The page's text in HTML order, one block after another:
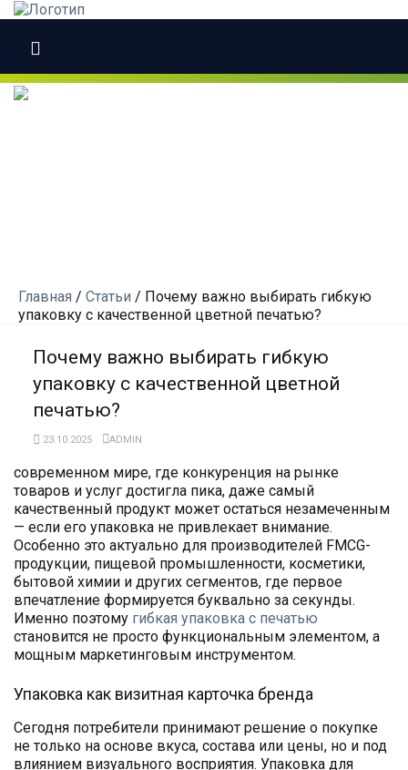
Главная / Статьи / Почему важно выбирать гибкую
упаковку с качественной цветной печатью?
Почему важно выбирать гибкую
упаковку с качественной цветной
печатью?
23.10.2025 ADMIN
современном мире, где конкуренция на рынке
товаров и услуг достигла пика, даже самый
качественный продукт может остаться незамеченным
— если его упаковка не привлекает внимание.
Особенно это актуально для производителей FMCG-
продукции, пищевой промышленности, косметики,
бытовой химии и других сегментов, где первое
впечатление формируется буквально за секунды.
Именно поэтому гибкая упаковка с печатью
становится не просто функциональным элементом, а
мощным маркетинговым инструментом.
Упаковка как визитная карточка бренда
Сегодня потребители принимают решение о покупке
не только на основе вкуса, состава или цены, но и под
влиянием визуального восприятия. Упаковка для